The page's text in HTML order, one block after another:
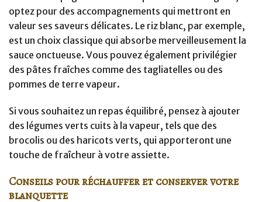
optez pour des accompagnements qui mettront en
valeur ses saveurs délicates. Le riz blanc, par exemple,
est un choix classique qui absorbe merveilleusement la
sauce onctueuse. Vous pouvez également privilégier
des pâtes fraîches comme des tagliatelles ou des
pommes de terre vapeur.
Si vous souhaitez un repas équilibré, pensez à ajouter
des légumes verts cuits à la vapeur, tels que des
brocolis ou des haricots verts, qui apporteront une
touche de fraîcheur à votre assiette.
Conseils pour réchauffer et conserver votre
blanquette